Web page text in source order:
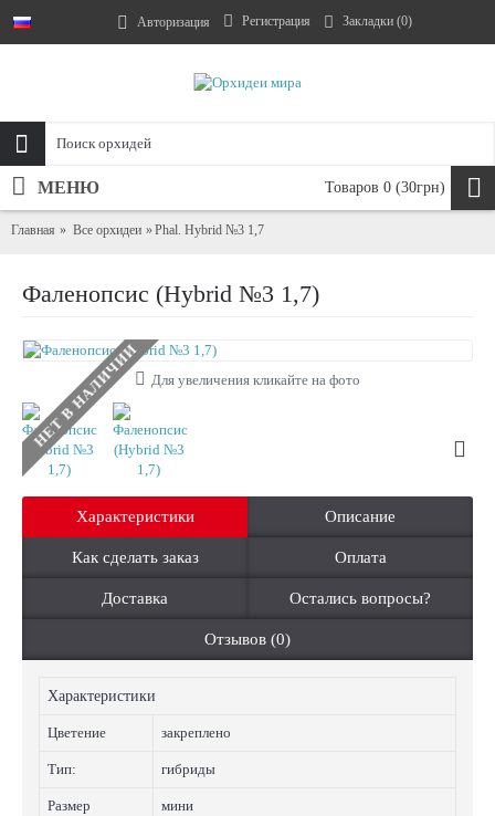
Авторизация Регистрация Закладки (0)
Товаров 0 (30грн)
МЕНЮ
Главная Все орхидеи Phal. Hybrid №3 1,7
Фаленопсис (Hybrid №3 1,7)
НЕТ В НАЛИЧИИ Для увеличения кликайте на фото
Характеристики Описание
Как сделать заказ Оплата
Доставка Остались вопросы?
Отзывов (0)
Характеристики
Цветение закреплено
Тип: гибриды
Размер
мини